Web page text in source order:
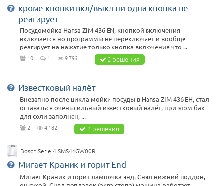
кроме кнопки вкл/выкл ни одна кнопка не
реагирует
Посудомойка Hansa ZIM 436 EN, кнопкой включения
включается но программы не переключает и вообще
реагирует на нажатие только кнопка включения что ...
10 1 9 796 2 решения
Известковый налёт
Внезапно после цикла мойки посуды в Hansa ZIM 436 EH, стал
оставаться очень сильный известковый налёт, при этом бак
для соли заполнен, ...
2 4 182 2 решения
Bosch Serie 4 SMS44GW00R
Мигает Краник и горит End
Мигает Краник и горит лампочка энд. Снял нижний поддон,